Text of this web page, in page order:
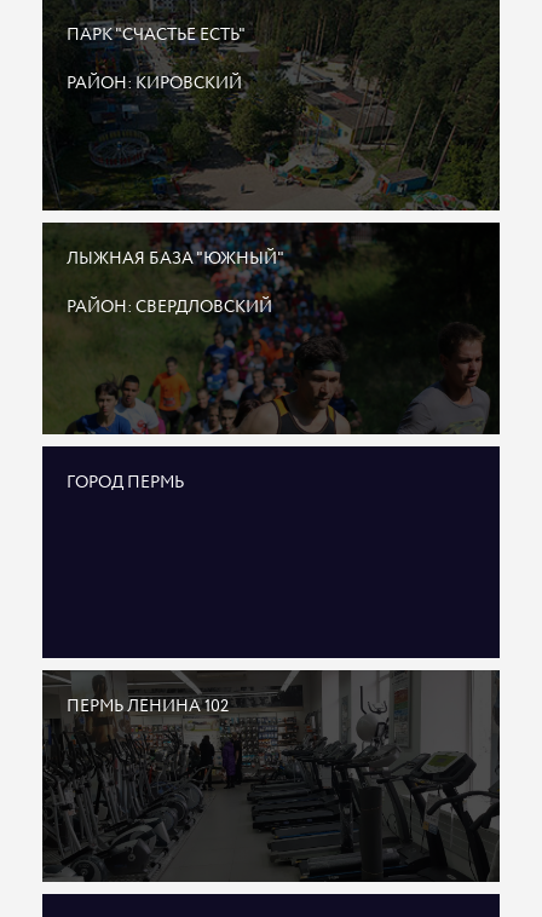
ПАРК "СЧАСТЬЕ ЕСТЬ"
РАЙОН: КИРОВСКИЙ
ЛЫЖНАЯ БАЗА "ЮЖНЫЙ"
РАЙОН: СВЕРДЛОВСКИЙ
ГОРОД ПЕРМЬ
ПЕРМЬ ЛЕНИНА 102